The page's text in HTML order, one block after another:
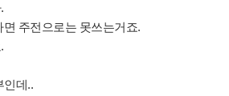
주전으로는 못쓰는거죠.
인데..